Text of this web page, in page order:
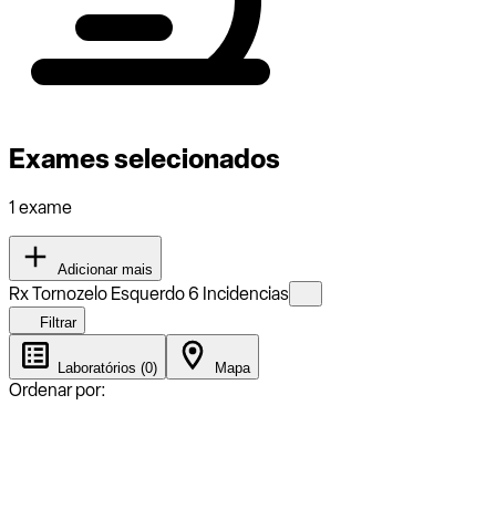
Exames selecionados
1 exame
Adicionar mais
Rx Tornozelo Esquerdo 6 Incidencias
Filtrar
Laboratórios (0) Mapa
Ordenar por: